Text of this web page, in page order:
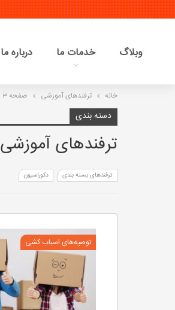
وبلاگ خدمات ما درباره ما
خانه ترفندهای آموزشی صفحه 3
دسته بندی
ترفندهای آموزشی
ترفندهای بسته بندی دکوراسیون
توصیه‌های اسباب کشی